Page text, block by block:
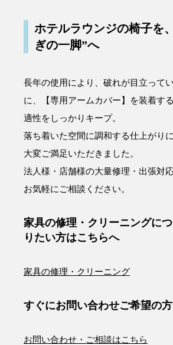
ホテルラウンジの椅子を
ぎの一脚”へ
長年の使用により、破れが目立って
に、【専用アームカバー】を装着す
適性をしっかりキープ。
落ち着いた空間に調和する仕上がり
大変ご満足いただきました。
法人様・店舗様の大量修理・出張対
お気軽にご相談ください。
家具の修理・クリーニングに
りたい方はこちらへ
家具の修理・クリーニング
すぐにお問い合わせご希望の
お問い合わせ・ご相談はこちら